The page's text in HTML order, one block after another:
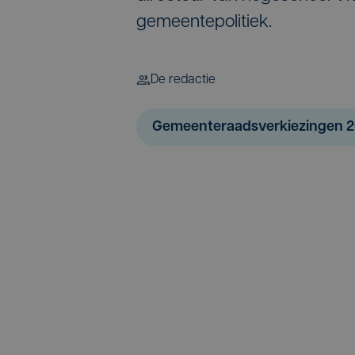
gemeentepolitiek.
De redactie
Gemeenteraadsverkiezingen